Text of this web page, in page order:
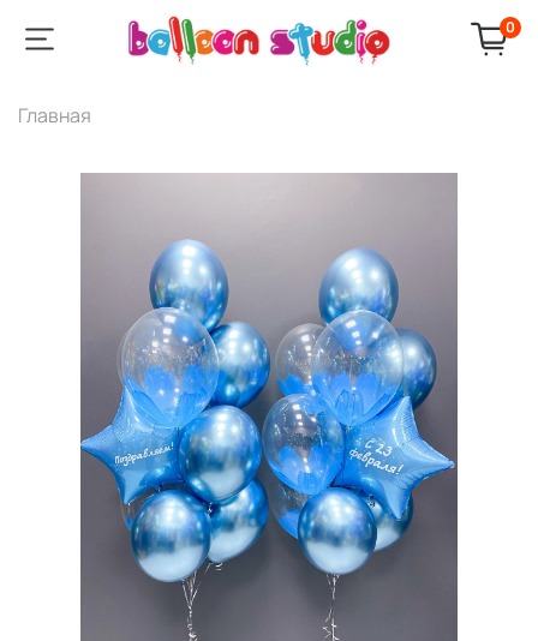
0
Главная